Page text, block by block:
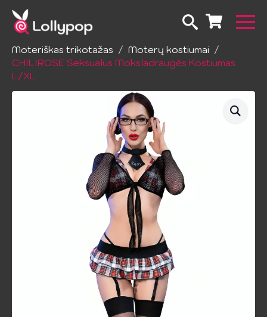
Pradžia
Apatinis trikotažas
Moteriškas trikotažas
Moterų kostiumai
CHILIROSE Seksualus Moksladraugės Kostiumas
L/XL